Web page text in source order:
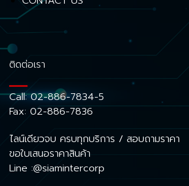
ติดต่อเรา
Call:02-886-7834-5
Fax: 02-886-7836
ไลน์เดียวจบ ครบทุกบริการ / สอบถามราคา
ขอใบเสนอราคาสินค้า
Line :@siamintercorp